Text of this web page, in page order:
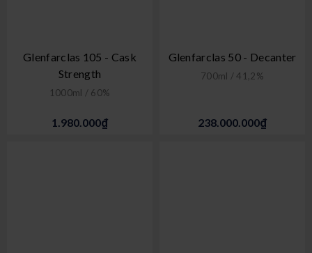
Glenfarclas 105 - Cask
Strength
1000ml / 60%
1.980.000₫
Glenfarclas 50 - Decanter
700ml / 41,2%
238.000.000₫